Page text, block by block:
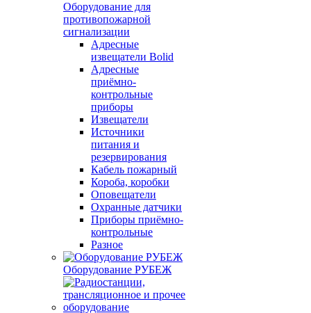
Оборудование для
противопожарной
сигнализации
Адресные
извещатели Bolid
Адресные
приёмно-
контрольные
приборы
Извещатели
Источники
питания и
резервирования
Кабель пожарный
Короба, коробки
Оповещатели
Охранные датчики
Приборы приёмно-
контрольные
Разное
Оборудование РУБЕЖ